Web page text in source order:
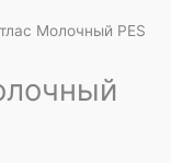
Молочный PES